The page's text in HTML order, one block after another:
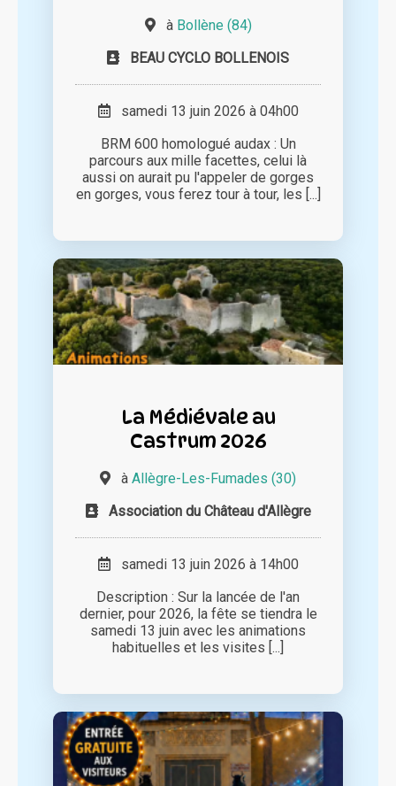
à Bollène (84)
BEAU CYCLO BOLLENOIS
samedi 13 juin 2026 à 04h00
BRM 600 homologué audax : Un
parcours aux mille facettes, celui là
aussi on aurait pu l'appeler de gorges
en gorges, vous ferez tour à tour, les [...]
La Médiévale au
Castrum 2026
à Allègre-Les-Fumades (30)
Association du Château d'Allègre
samedi 13 juin 2026 à 14h00
Description : Sur la lancée de l'an
dernier, pour 2026, la fête se tiendra le
samedi 13 juin avec les animations
habituelles et les visites [...]